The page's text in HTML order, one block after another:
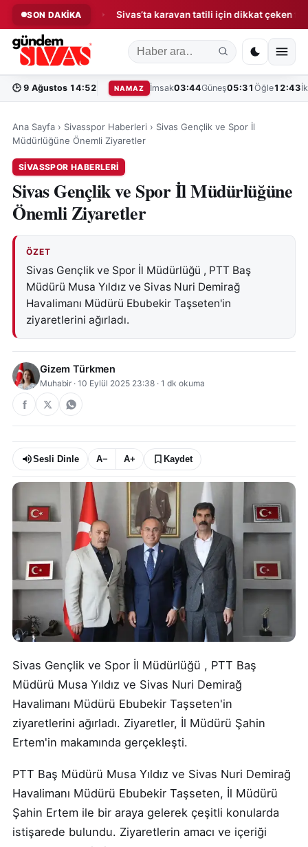
SON DAKİKA
ne kadar? ◆ Sivas’ta karavan tatili için dikkat çeken fırsat!
🕒 9 Ağustos 14:52 NAMAZ İmsak03:44Güneş05:31 Öğle12:43
Ana Sayfa › Sivasspor Haberleri › Sivas Gençlik ve Spor İl
Müdürlüğüne Önemli Ziyaretler
SIVASSPOR HABERLERI
Sivas Gençlik ve Spor İl Müdürlüğüne
Önemli Ziyaretler
ÖZET
Sivas Gençlik ve Spor İl Müdürlüğü , PTT Baş
Müdürü Musa Yıldız ve Sivas Nuri Demirağ
Havalimanı Müdürü Ebubekir Taşseten'in
ziyaretlerini ağırladı.
Gizem Türkmen
Muhabir · 10 Eylül 2025 23:38 · 1 dk okuma
Sesli Dinle A− A+ Kaydet
Sivas Gençlik ve Spor İl Müdürlüğü , PTT Baş
Müdürü Musa Yıldız ve Sivas Nuri Demirağ
Havalimanı Müdürü Ebubekir Taşseten'in
ziyaretlerini ağırladı. Ziyaretler, İl Müdürü Şahin
Ertem'in makamında gerçekleşti.
PTT Baş Müdürü Musa Yıldız ve Sivas Nuri Demirağ
Havalimanı Müdürü Ebubekir Taşseten, İl Müdürü
Şahin Ertem ile bir araya gelerek çeşitli konularda
istişarede bulundu. Ziyaretlerin amacı ve içeriği